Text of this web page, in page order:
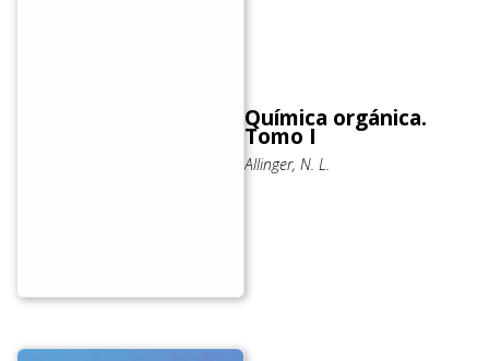
Química orgánica.
Tomo I
Allinger, N. L.